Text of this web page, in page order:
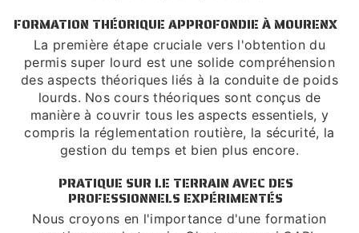
FORMATION THÉORIQUE APPROFONDIE À MOURENX
La première étape cruciale vers l'obtention du
permis super lourd est une solide compréhension
des aspects théoriques liés à la conduite de poids
lourds. Nos cours théoriques sont conçus de
manière à couvrir tous les aspects essentiels, y
compris la réglementation routière, la sécurité, la
gestion du temps et bien plus encore.
PRATIQUE SUR LE TERRAIN AVEC DES
PROFESSIONNELS EXPÉRIMENTÉS
Nous croyons en l'importance d'une formation